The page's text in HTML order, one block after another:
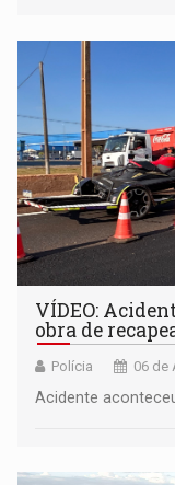
VÍDEO:
obra de
Polícia 06 de
Acidente